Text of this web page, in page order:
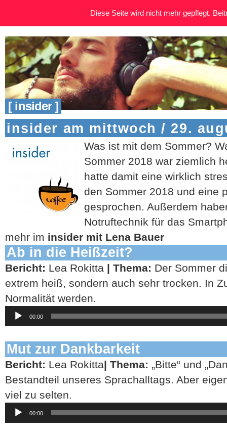
[ insider ]
insider am mittwoch / 29.
Was ist mit dem Sommer?
Sommer 2018 war ziemlich
hatte damit eine wirklich
den Sommer 2018 und eine
gesprochen. Außerdem
Notruftechnik für das
mehr im insider mit Lena Bauer
Ab in die Heißzeit?
Bericht: Lea Rokitta | Thema: Der Sommer
extrem heiß, sondern auch sehr trocken. In
Normalität werden.
Audio-
Player
00:00
Mut zur Dankbarkeit
Bericht: Lea Rokitta| Thema: „Bitte“ und
Bestandteil unseres Sprachalltags. Aber
viel zu selten.
Audio-
Player
00:00
Diese Seite wird nicht mehr gepflegt.